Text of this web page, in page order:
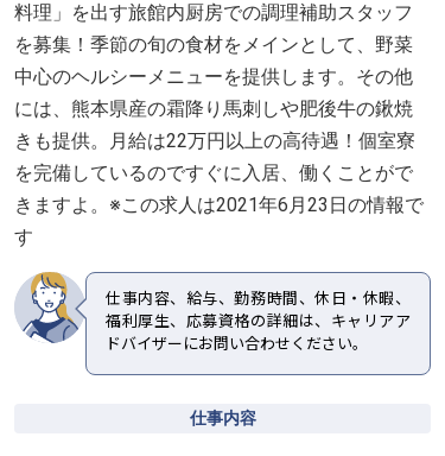
料理」を出す旅館内厨房での調理補助スタッフ
を募集！季節の旬の食材をメインとして、野菜
中心のヘルシーメニューを提供します。その他
には、熊本県産の霜降り馬刺しや肥後牛の鍬焼
きも提供。月給は22万円以上の高待遇！個室寮
を完備しているのですぐに入居、働くことがで
きますよ。※この求人は2021年6月23日の情報で
す
仕事内容、給与、勤務時間、休日・休暇、
福利厚生、応募資格の詳細は、キャリアア
ドバイザーにお問い合わせください。
仕事内容